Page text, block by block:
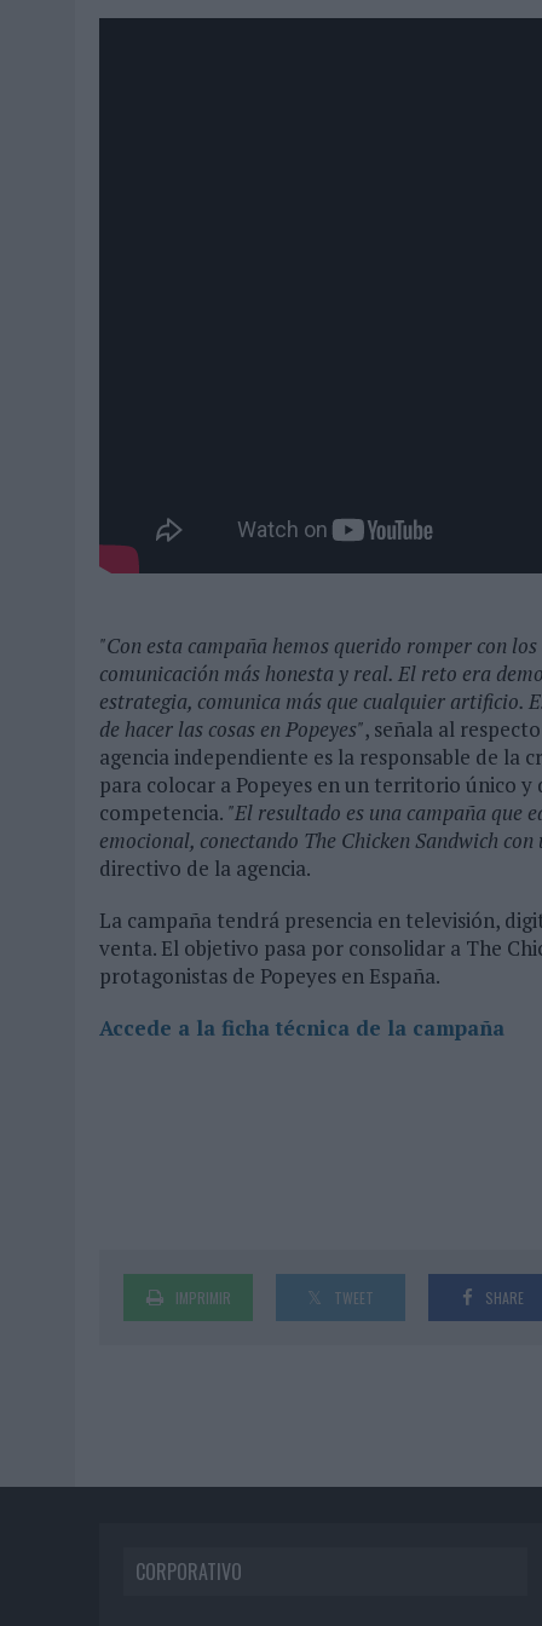
"Con esta campaña hemos querido romper con
comunicación más honesta y real. El reto era
estrategia, comunica más que cualquier artificio.
de hacer las cosas en Popeyes", señala al
agencia independiente es la responsable de la
para colocar a Popeyes en un territorio único
competencia. "El resultado es una campaña que
emocional, conectando The Chicken Sandwich
directivo de la agencia.
La campaña tendrá presencia en televisión,
venta. El objetivo pasa por consolidar a The
protagonistas de Popeyes en España.
Accede a la ficha técnica de la campaña
IMPRIMIR TWEET SHARE
CORPORATIVO